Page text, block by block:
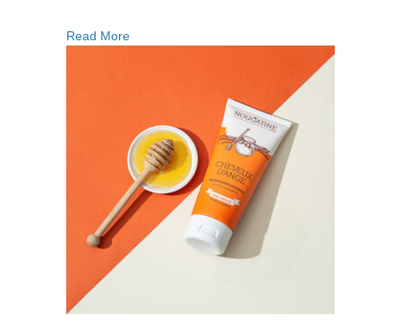
Crème
Read Moreabout Chocodélice – Crème Visage